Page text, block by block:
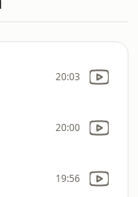
20:03
20:00
19:56